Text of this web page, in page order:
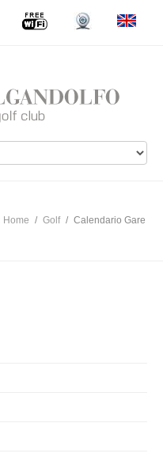
Home / Golf / Calendario Gare